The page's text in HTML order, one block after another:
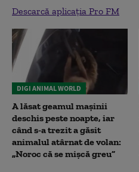
Descarcă aplicația Pro FM
DIGI ANIMAL WORLD
A lăsat geamul mașinii
deschis peste noapte, iar
când s-a trezit a găsit
animalul atârnat de volan:
„Noroc că se mișcă greu”